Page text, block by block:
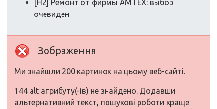
[H2] Ремонт от фирмы АМТЕХ: выбор
очевиден
Зображення
Ми знайшли 200 картинок на цьому веб-сайті.
144 alt атрибуту(-ів) не знайдено. Додавши
альтернативний текст, пошукові роботи краще